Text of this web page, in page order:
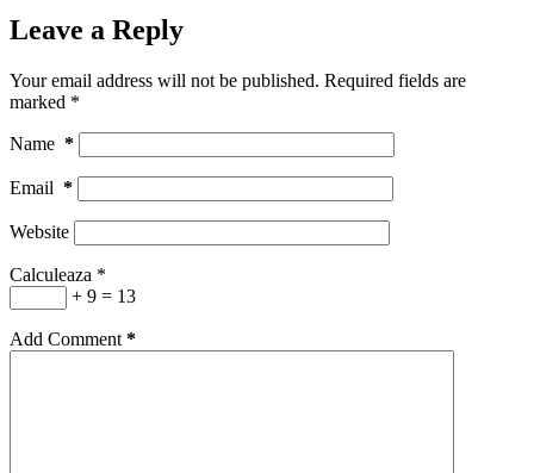
Leave a Reply
Your email address will not be published. Required fields are
marked *
Name *
Email *
Website
Calculeaza *
+ 9 = 13
Add Comment *